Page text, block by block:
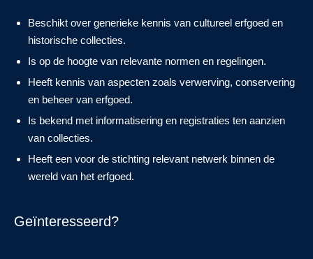
Beschikt over generieke kennis van cultureel erfgoed en
historische collecties.
Is op de hoogte van relevante normen en regelingen.
Heeft kennis van aspecten zoals verwerving, conservering
en beheer van erfgoed.
Is bekend met informatisering en registraties ten aanzien
van collecties.
Heeft een voor de stichting relevant netwerk binnen de
wereld van het erfgoed.
Geïnteresseerd?